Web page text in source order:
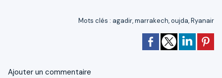
Mots clés : agadir,marrakech,oujda,Ryanair
Ajouter un commentaire